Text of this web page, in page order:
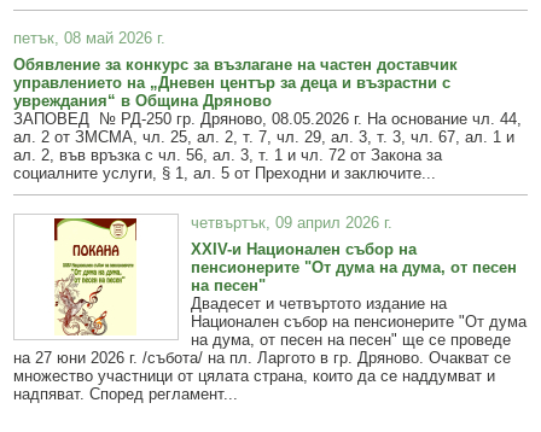
петък, 08 май 2026 г.
Обявление за конкурс за възлагане на частен доставчик
управлението на „Дневен център за деца и възрастни с
увреждания“ в Община Дряново
ЗАПОВЕД № РД-250 гр. Дряново, 08.05.2026 г. На основание чл. 44,
ал. 2 от ЗМСМА, чл. 25, ал. 2, т. 7, чл. 29, ал. 3, т. 3, чл. 67, ал. 1 и
ал. 2, във връзка с чл. 56, ал. 3, т. 1 и чл. 72 от Закона за
социалните услуги, § 1, ал. 5 от Преходни и заключите...
четвъртък, 09 април 2026 г.
XXIV-и Национален събор на
пенсионерите "От дума на дума, от песен
на песен"
Двадесет и четвъртото издание на
Национален събор на пенсионерите "От дума
на дума, от песен на песен" ще се проведе
на 27 юни 2026 г. /събота/ на пл. Ларгото в гр. Дряново. Очакват се
множество участници от цялата страна, които да се наддумват и
надпяват. Според регламент...